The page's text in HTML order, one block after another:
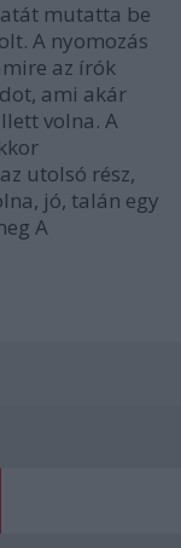
mutatta be
A nyomozás
az írók
ami akár
volna. A
utolsó rész,
jó, talán egy
A